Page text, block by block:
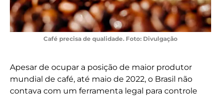
Café precisa de qualidade. Foto: Divulgação
Apesar de ocupar a posição de maior produtor
mundial de café, até maio de 2022, o Brasil não
contava com um ferramenta legal para controle